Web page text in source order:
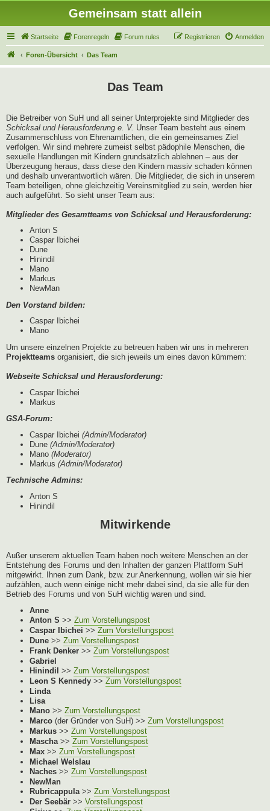
Gemeinsam statt allein
Startseite Forenregeln Forum rules Anmelden
Registrieren
Foren-Übersicht Das Team
Das Team
Die Betreiber von SuH und all seiner Unterprojekte sind Mitglieder des
Schicksal und Herausforderung e. V. Unser Team besteht aus einem
Zusammenschluss von Ehrenamtlichen, die ein gemeinsames Ziel
verfolgen. Wir sind mehrere zumeist selbst pädophile Menschen, die
sexuelle Handlungen mit Kindern grundsätzlich ablehnen – aus der
Überzeugung heraus, dass diese den Kindern massiv schaden können
und deshalb unverantwortlich wären. Die Mitglieder, die sich in unserem
Team beteiligen, ohne gleichzeitig Vereinsmitglied zu sein, werden hier
auch aufgeführt. So sieht unser Team aus:
Mitglieder des Gesamtteams von Schicksal und Herausforderung:
Anton S
Caspar Ibichei
Dune
Hinindil
Mano
Markus
NewMan
Den Vorstand bilden:
Caspar Ibichei
Mano
Um unsere einzelnen Projekte zu betreuen haben wir uns in mehreren
Projektteams organisiert, die sich jeweils um eines davon kümmern:
Webseite Schicksal und Herausforderung:
Caspar Ibichei
Markus
GSA-Forum:
Caspar Ibichei (Admin/Moderator)
Dune (Admin/Moderator)
Mano (Moderator)
Markus (Admin/Moderator)
Technische Admins:
Anton S
Hinindil
Mitwirkende
Außer unserem aktuellen Team haben noch weitere Menschen an der
Entstehung des Forums und den Inhalten der ganzen Plattform SuH
mitgewirkt. Ihnen zum Dank, bzw. zur Anerkennung, wollen wir sie hier
aufzählen, auch wenn einige nicht mehr dabei sind, da sie alle für den
Betrieb des Forums und von SuH wichtig waren und sind.
Anne
Anton S >> Zum Vorstellungspost
Caspar Ibichei >> Zum Vorstellungspost
Dune >> Zum Vorstellungspost
Frank Denker >> Zum Vorstellungspost
Gabriel
Hinindil >> Zum Vorstellungspost
Leon S Kennedy >> Zum Vorstellungspost
Linda
Lisa
Mano >> Zum Vorstellungspost
Marco (der Gründer von SuH) >> Zum Vorstellungspost
Markus >> Zum Vorstellungspost
Mascha >> Zum Vorstellungspost
Max >> Zum Vorstellungspost
Michael Welslau
Naches >> Zum Vorstellungspost
NewMan
Rubricappula >> Zum Vorstellungspost
Der Seebär >> Vorstellungspost